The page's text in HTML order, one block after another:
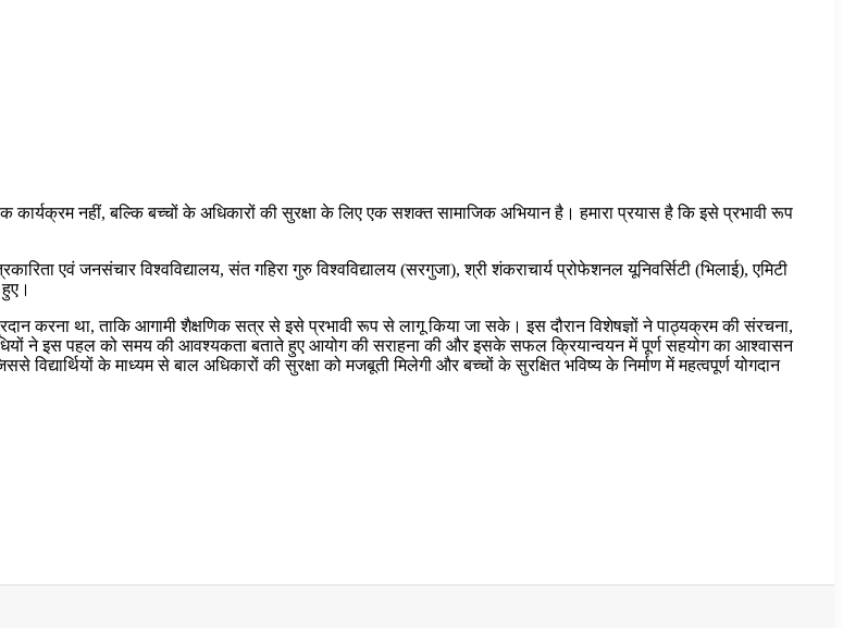
नहीं, बल्कि बच्चों के अधिकारों की सुरक्षा के लिए एक सशक्त सामाजिक अभियान है। हमारा प्रयास है कि इसे प्रभावी रूप
एवं जनसंचार विश्वविद्यालय, संत गहिरा गुरु विश्वविद्यालय (सरगुजा), श्री शंकराचार्य प्रोफेशनल यूनिवर्सिटी (भिलाई), एमिटी
करना था, ताकि आगामी शैक्षणिक सत्र से इसे प्रभावी रूप से लागू किया जा सके। इस दौरान विशेषज्ञों ने पाठ्यक्रम की संरचना,
ने इस पहल को समय की आवश्यकता बताते हुए आयोग की सराहना की और इसके सफल क्रियान्वयन में पूर्ण सहयोग का आश्वासन
विद्यार्थियों के माध्यम से बाल अधिकारों की सुरक्षा को मजबूती मिलेगी और बच्चों के सुरक्षित भविष्य के निर्माण में महत्वपूर्ण योगदान